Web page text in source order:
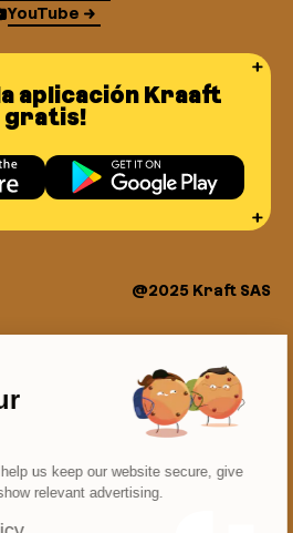
YouTube
aplicación Kraaft
gratis!
@2025 Kraft SAS
us keep our website secure, give
relevant advertising.